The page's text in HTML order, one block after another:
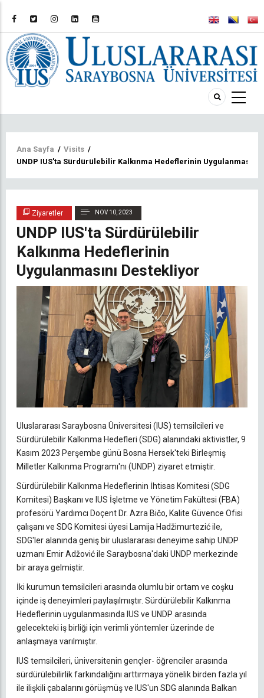
Sayfa
Ana Sayfa / Visits /
UNDP IUS'ta Sürdürülebilir Kalkınma Hedeflerinin Uygulanmasını
Ziyaretler NOV 10, 2023
UNDP IUS'ta Sürdürülebilir
Kalkınma Hedeflerinin
Uygulanmasını Destekliyor
Uluslararası Saraybosna Üniversitesi (IUS) temsilcileri ve
Sürdürülebilir Kalkınma Hedefleri (SDG) alanındaki aktivistler, 9
Kasım 2023 Perşembe günü Bosna Hersek'teki Birleşmiş
Milletler Kalkınma Programı'nı (UNDP) ziyaret etmiştir.
Sürdürülebilir Kalkınma Hedeflerinin İhtisas Komitesi (SDG
Komitesi) Başkanı ve IUS İşletme ve Yönetim Fakültesi (FBA)
profesörü Yardımcı Doçent Dr. Azra Bičo, Kalite Güvence Ofisi
çalışanı ve SDG Komitesi üyesi Lamija Hadžimurtezić ile,
SDG'ler alanında geniş bir uluslararası deneyime sahip UNDP
uzmanı Emir Adžović ile Saraybosna'daki UNDP merkezinde
bir araya gelmiştir.
İki kurumun temsilcileri arasında olumlu bir ortam ve coşku
içinde iş deneyimleri paylaşılmıştır. Sürdürülebilir Kalkınma
Hedeflerinin uygulanmasında IUS ve UNDP arasında
gelecekteki iş birliği için verimli yöntemler üzerinde de
anlaşmaya varılmıştır.
IUS temsilcileri, üniversitenin gençler- öğrenciler arasında
sürdürülebilirlik farkındalığını arttırmaya yönelik birden fazla yıl
ile ilişkili çabalarını görüşmüş ve IUS'un SDG alanında Balkan